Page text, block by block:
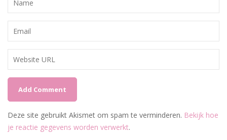
Deze site gebruikt Akismet om spam te verminderen. Bekijk hoe
je reactie gegevens worden verwerkt.